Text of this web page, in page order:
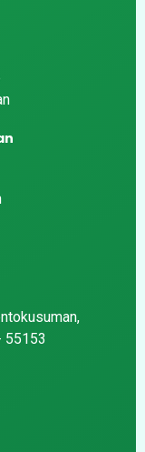
55153